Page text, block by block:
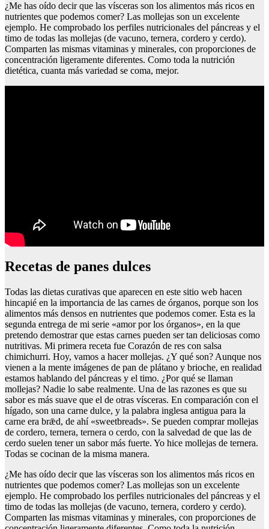
¿Me has oído decir que las vísceras son los alimentos más ricos en
nutrientes que podemos comer? Las mollejas son un excelente
ejemplo. He comprobado los perfiles nutricionales del páncreas y el
timo de todas las mollejas (de vacuno, ternera, cordero y cerdo).
Comparten las mismas vitaminas y minerales, con proporciones de
concentración ligeramente diferentes. Como toda la nutrición
dietética, cuanta más variedad se coma, mejor.
Recetas de panes dulces
Todas las dietas curativas que aparecen en este sitio web hacen
hincapié en la importancia de las carnes de órganos, porque son los
alimentos más densos en nutrientes que podemos comer. Esta es la
segunda entrega de mi serie «amor por los órganos», en la que
pretendo demostrar que estas carnes pueden ser tan deliciosas como
nutritivas. Mi primera receta fue Corazón de res con salsa
chimichurri. Hoy, vamos a hacer mollejas. ¿Y qué son? Aunque nos
vienen a la mente imágenes de pan de plátano y brioche, en realidad
estamos hablando del páncreas y el timo. ¿Por qué se llaman
mollejas? Nadie lo sabe realmente. Una de las razones es que su
sabor es más suave que el de otras vísceras. En comparación con el
hígado, son una carne dulce, y la palabra inglesa antigua para la
carne era brǣd, de ahí «sweetbreads». Se pueden comprar mollejas
de cordero, ternera, ternera o cerdo, con la salvedad de que las de
cerdo suelen tener un sabor más fuerte. Yo hice mollejas de ternera.
Todas se cocinan de la misma manera.
¿Me has oído decir que las vísceras son los alimentos más ricos en
nutrientes que podemos comer? Las mollejas son un excelente
ejemplo. He comprobado los perfiles nutricionales del páncreas y el
timo de todas las mollejas (de vacuno, ternera, cordero y cerdo).
Comparten las mismas vitaminas y minerales, con proporciones de